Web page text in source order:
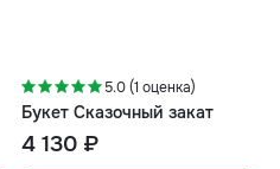
5.0 (1 оценка)
Букет Сказочный закат
4 130 ₽